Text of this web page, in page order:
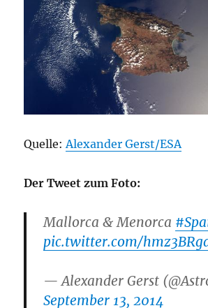
Quelle:Alexander Gerst/ESA
Der Tweet zum Foto:
Mallorca & Menorca
pic.twitter.com/
— Alexander Gerst
September 13, 2014